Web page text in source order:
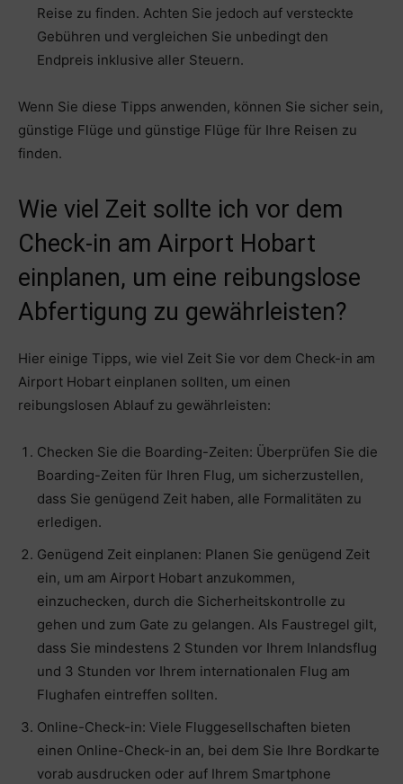
Reise zu finden. Achten Sie jedoch auf versteckte
Gebühren und vergleichen Sie unbedingt den
Endpreis inklusive aller Steuern.
Wenn Sie diese Tipps anwenden, können Sie sicher sein,
günstige Flüge und günstige Flüge für Ihre Reisen zu
finden.
Wie viel Zeit sollte ich vor dem
Check-in am Airport Hobart
einplanen, um eine reibungslose
Abfertigung zu gewährleisten?
Hier einige Tipps, wie viel Zeit Sie vor dem Check-in am
Airport Hobart einplanen sollten, um einen
reibungslosen Ablauf zu gewährleisten:
Checken Sie die Boarding-Zeiten: Überprüfen Sie die
Boarding-Zeiten für Ihren Flug, um sicherzustellen,
dass Sie genügend Zeit haben, alle Formalitäten zu
erledigen.
Genügend Zeit einplanen: Planen Sie genügend Zeit
ein, um am Airport Hobart anzukommen,
einzuchecken, durch die Sicherheitskontrolle zu
gehen und zum Gate zu gelangen. Als Faustregel gilt,
dass Sie mindestens 2 Stunden vor Ihrem Inlandsflug
und 3 Stunden vor Ihrem internationalen Flug am
Flughafen eintreffen sollten.
Online-Check-in: Viele Fluggesellschaften bieten
einen Online-Check-in an, bei dem Sie Ihre Bordkarte
vorab ausdrucken oder auf Ihrem Smartphone